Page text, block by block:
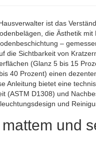
ist das
die Ästhetik mit
–
die Sichtbarkeit von
(Glanz 5 bis 15
40 Prozent) einen
Anleitung bietet eine
(ASTM D1308) und
und
und